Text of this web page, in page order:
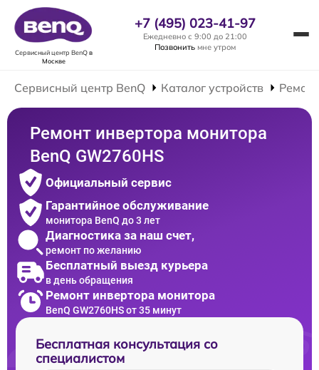
Сервисный центр BenQв
Москве
+7 (495) 023-41-97
Ежедневно с 9:00 до 21:00
Позвонить мне утром
Сервисный центр BenQ Каталог устройств
Ремонт инвертора монитора
BenQ GW2760HS
Официальный сервис
Гарантийное обслуживание
монитора BenQ до 3 лет
Диагностика за наш счет,
ремонт по желанию
Бесплатный выезд курьера
в день обращения
Ремонт инвертора монитора
BenQ GW2760HS от 35 минут
Бесплатная консультация со
специалистом